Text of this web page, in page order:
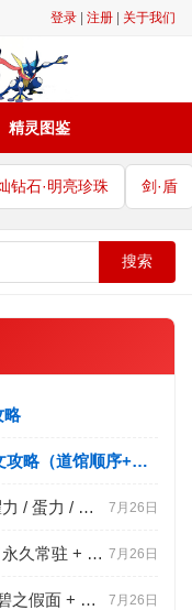
登录 注册 关于我们
精灵图鉴
钻石·明亮珍珠 剑·盾
搜索
略
宝可梦 朱/紫 一周目全流程图文攻略（道馆顺序+宝主挑战）
宝可梦朱紫 全三明治配方大全（闪耀力 / 蛋力 / 遭遇力分级 + 食材点位） 7月26日
宝可梦朱紫 神秘礼物兑换码全收录（永久常驻 + 限时配信 + 联网直领教程） 7月26日
宝可梦朱紫 DLC 零之秘宝完整攻略(碧之假面 + 蓝之圆盘剧情、新宝可梦、BP 速刷) 7月26日